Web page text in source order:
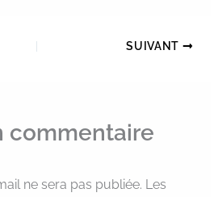
SUIVANT
commentaire
ne sera pas publiée. Les